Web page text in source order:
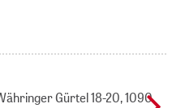
Gürtel 18-20, 1090